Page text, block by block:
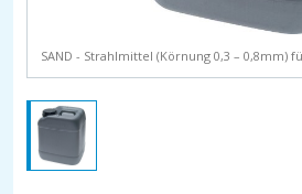
SAND - Strahlmittel (Körnung 0,3 – 0,8mm)